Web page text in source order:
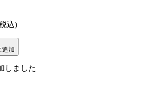
込)
追加
しました